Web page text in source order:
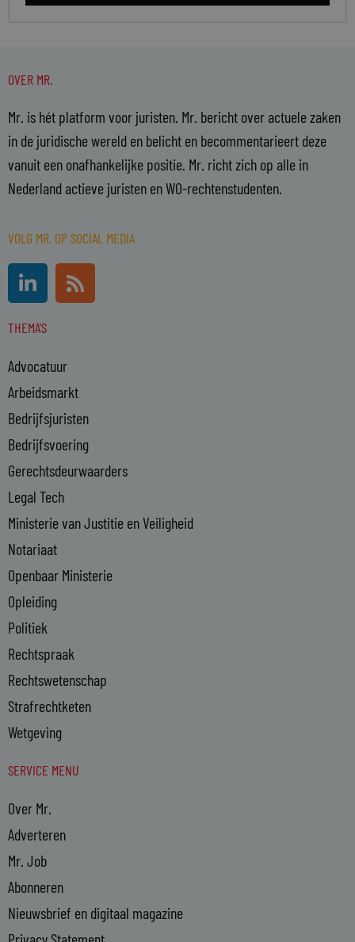
OVER MR.
Mr. is hét platform voor juristen. Mr. bericht over actuele zaken
in de juridische wereld en belicht en becommentarieert deze
vanuit een onafhankelijke positie. Mr. richt zich op alle in
Nederland actieve juristen en WO-rechtenstudenten.
VOLG MR. OP SOCIAL MEDIA
i
k
d
i
n
-
i
n
R
s
THEMA'S
Advocatuur
Arbeidsmarkt
Bedrijfsjuristen
Bedrijfsvoering
Gerechtsdeurwaarders
Legal Tech
Ministerie van Justitie en Veiligheid
Notariaat
Openbaar Ministerie
Opleiding
Politiek
Rechtspraak
Rechtswetenschap
Strafrechtketen
Wetgeving
SERVICE MENU
Over Mr.
Adverteren
Mr. Job
Abonneren
Nieuwsbrief en digitaal magazine